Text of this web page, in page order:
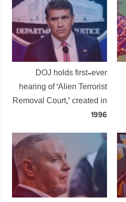
DOJ holds first-ever
hearing of ‘Alien Terrorist
Removal Court,’ created in
1996